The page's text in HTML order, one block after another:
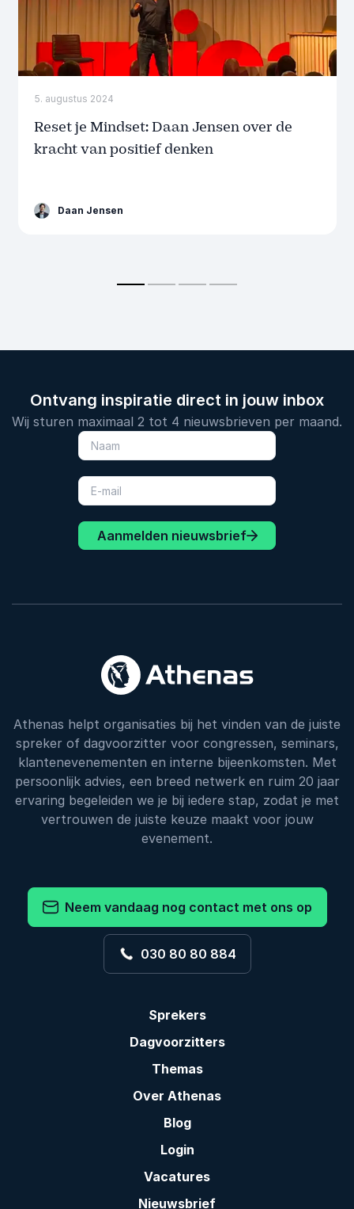
5. augustus 2024
Reset je Mindset: Daan Jensen over de
kracht van positief denken
Daan Jensen
Ontvang inspiratie direct in jouw inbox
Wij sturen maximaal 2 tot 4 nieuwsbrieven per maand.
Aanmelden nieuwsbrief
Athenas helpt organisaties bij het vinden van de juiste
spreker of dagvoorzitter voor congressen, seminars,
klantenevenementen en interne bijeenkomsten. Met
persoonlijk advies, een breed netwerk en ruim 20 jaar
ervaring begeleiden we je bij iedere stap, zodat je met
vertrouwen de juiste keuze maakt voor jouw
evenement.
Neem vandaag nog contact met ons op
030 80 80 884
Sprekers
Dagvoorzitters
Themas
Over Athenas
Blog
Login
Vacatures
Nieuwsbrief